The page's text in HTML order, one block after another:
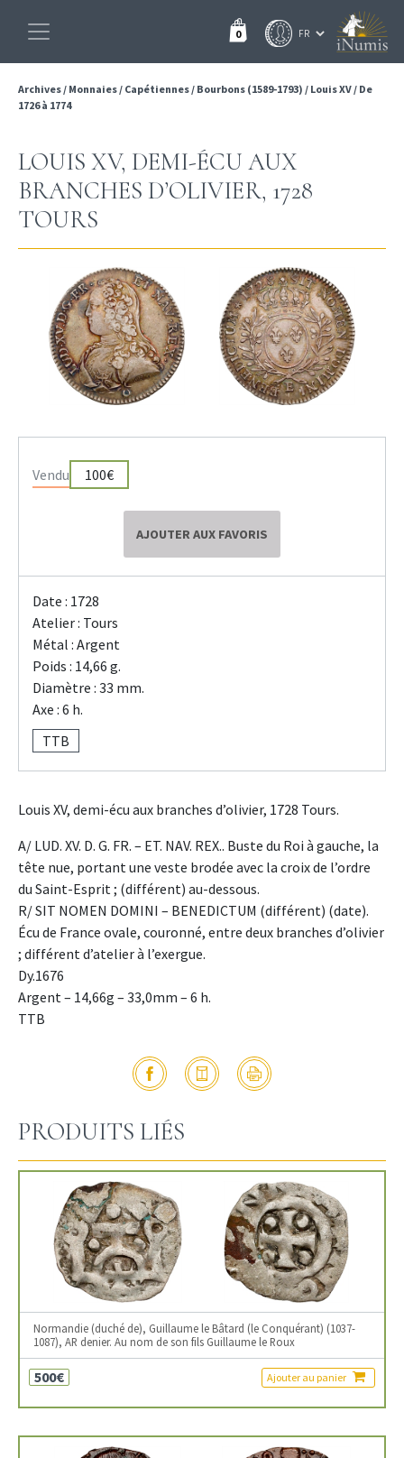
0
Archives/ Monnaies/ Capétiennes/ Bourbons (1589-1793) / Louis XV/ De
1726 à 1774
LOUIS XV, DEMI-ÉCU AUX
BRANCHES D’OLIVIER, 1728
TOURS
Vendu 100€
AJOUTER AUX FAVORIS
Date : 1728
Atelier : Tours
Métal : Argent
Poids : 14,66 g.
Diamètre : 33 mm.
Axe : 6 h.
TTB
Louis XV, demi-écu aux branches d’olivier, 1728 Tours.
A/ LUD. XV. D. G. FR. – ET. NAV. REX.. Buste du Roi à gauche, la
tête nue, portant une veste brodée avec la croix de l’ordre
du Saint-Esprit ; (différent) au-dessous.
R/ SIT NOMEN DOMINI – BENEDICTUM (différent) (date).
Écu de France ovale, couronné, entre deux branches d’olivier
; différent d’atelier à l’exergue.
Dy.1676
Argent – 14,66g – 33,0mm – 6 h.
TTB
PRODUITS LIÉS
Normandie (duché de), Guillaume le Bâtard (le Conquérant) (1037-
1087), AR denier. Au nom de son fils Guillaume le Roux
500€ Ajouter au panier